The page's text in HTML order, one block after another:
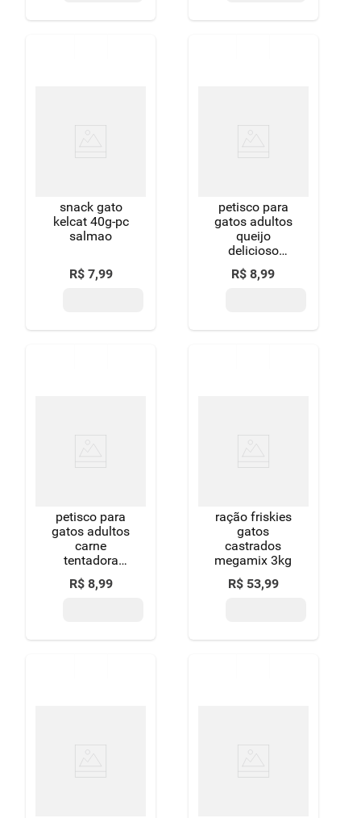
snack gato
kelcat 40g-pc
salmao
R$ 7,99
petisco para
gatos adultos
queijo
delicioso
dreamies
pacote 40g
R$ 8,99
petisco para
gatos adultos
carne
tentadora
dreamies
pacote 40g
R$ 8,99
ração friskies
gatos
castrados
megamix 3kg
R$ 53,99